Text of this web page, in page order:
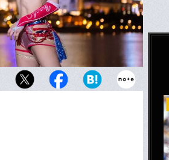
ムに参戦している向後桃。2月23日の